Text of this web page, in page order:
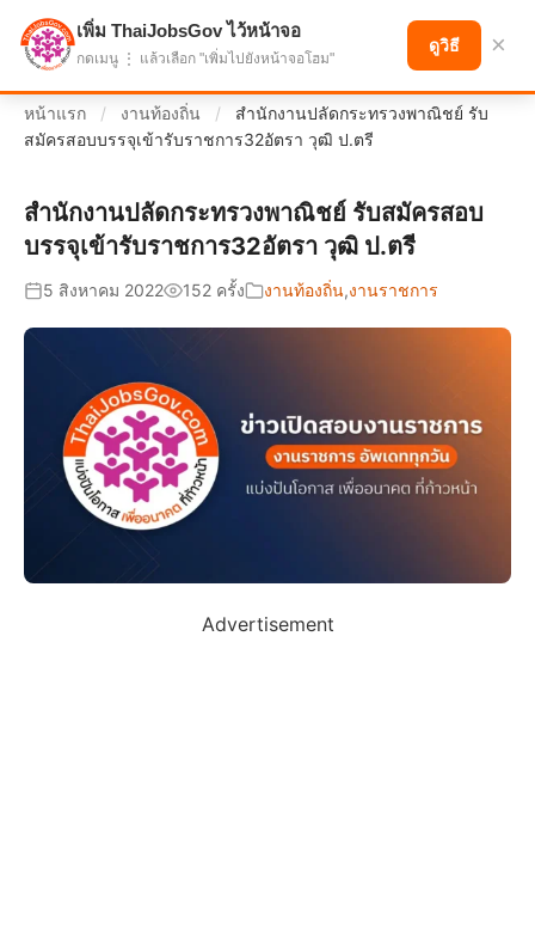
แบ่งปันโอกาส เพื่ออนาคตที่ก้าวหน้า
หน้าแรก / งานท้องถิ่น /
สำนักงานปลัดกระทรวงพาณิชย์ รับ
สมัครสอบบรรจุเข้ารับราชการ32อัตรา วุฒิ ป.ตรี
สำนักงานปลัดกระทรวงพาณิชย์ รับสมัครสอบ
บรรจุเข้ารับราชการ32อัตรา วุฒิ ป.ตรี
5 สิงหาคม 2022 152 ครั้ง งานท้องถิ่น,งานราชการ
Advertisement
เพิ่ม ThaiJobsGov ไว้หน้าจอ
กดเมนู ⋮ แล้วเลือก "เพิ่มไปยังหน้าจอโฮม"
ดูวิธี ×